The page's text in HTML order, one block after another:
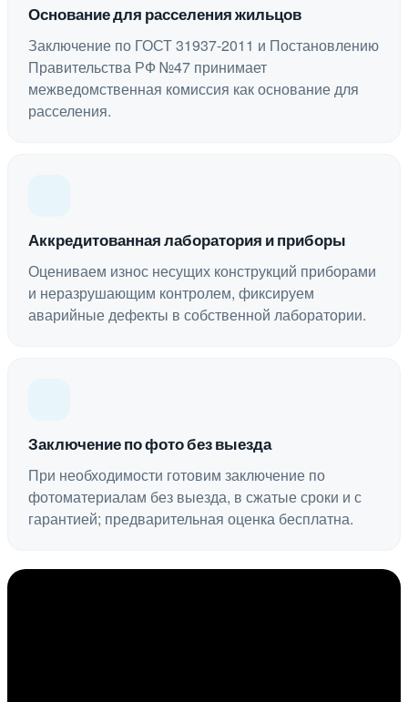
Основание для расселения жильцов
Заключение по ГОСТ 31937-2011 и Постановлению
Правительства РФ №47 принимает
межведомственная комиссия как основание для
расселения.
Аккредитованная лаборатория и приборы
Оцениваем износ несущих конструкций приборами
и неразрушающим контролем, фиксируем
аварийные дефекты в собственной лаборатории.
Заключение по фото без выезда
При необходимости готовим заключение по
фотоматериалам без выезда, в сжатые сроки и с
гарантией; предварительная оценка бесплатна.